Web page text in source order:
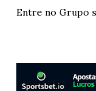
Entre no Grupo